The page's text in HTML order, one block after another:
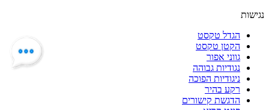
נגישות
הגדל טקסט
הקטן טקסט
גווני אפור
נגודיות גבוהה
ניגודיות הפוכה
רקע בהיר
הדגשת קישורים